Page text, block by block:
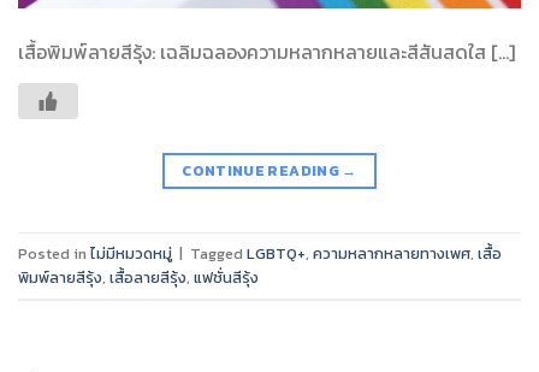
เสื้อพิมพ์ลายสีรุ้ง: เฉลิมฉลองความหลากหลายและสีสันสดใส […]
CONTINUE READING →
Posted in ไม่มีหมวดหมู่ | Tagged LGBTQ+, ความหลากหลายทางเพศ, เสื้อ
พิมพ์ลายสีรุ้ง, เสื้อลายสีรุ้ง, แฟชั่นสีรุ้ง